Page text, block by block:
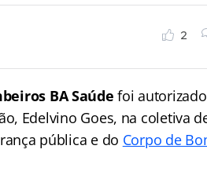
2
BA Saúde foi
Edelvino Goes, na coletiva
pública e do Corpo de